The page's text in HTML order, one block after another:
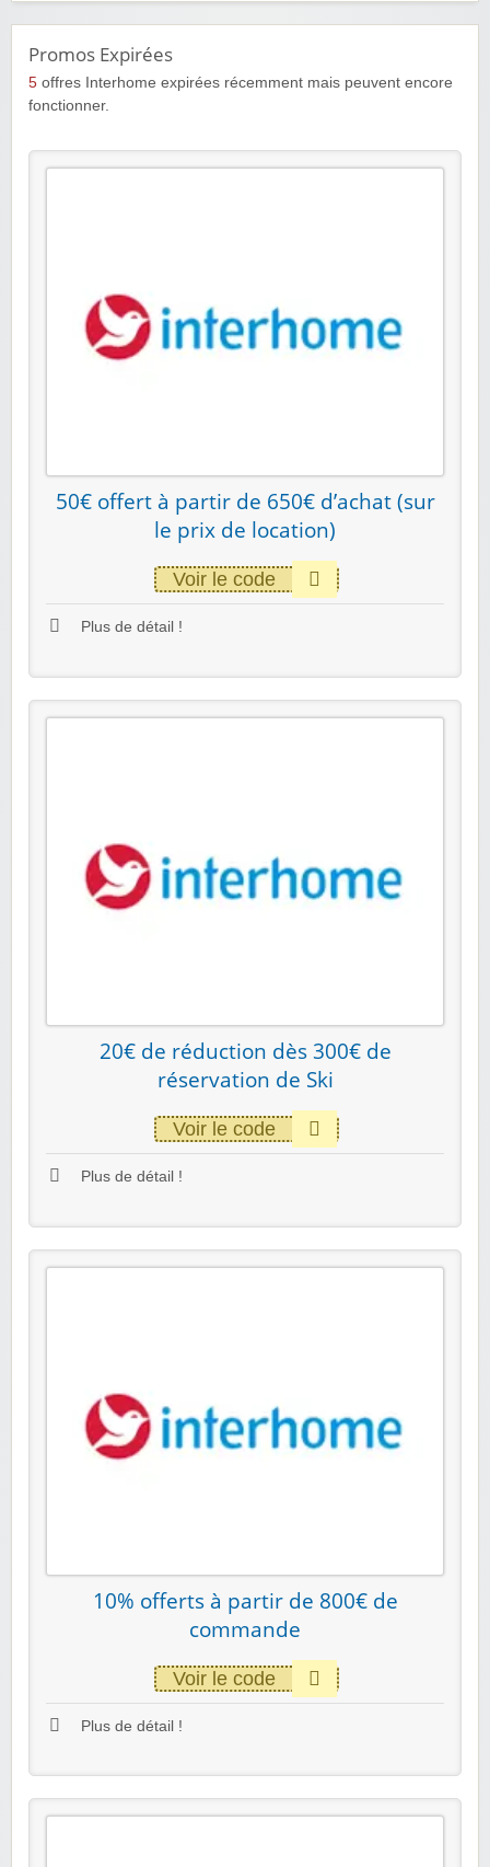
Promos Expirées
5 offres Interhome expirées récemment mais peuvent encore
fonctionner.
50€ offert à partir de 650€ d’achat (sur
le prix de location)
Voir le code
Plus de détail !
20€ de réduction dès 300€ de
réservation de Ski
Voir le code
Plus de détail !
10% offerts à partir de 800€ de
commande
Voir le code
Plus de détail !